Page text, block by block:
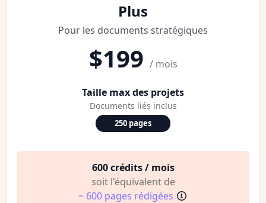
Plus
Pour les documents stratégiques
$199 / mois
Taille max des projets
Documents liés inclus
250 pages
600 crédits / mois
soit l'équivalent de
~ 600 pages rédigées